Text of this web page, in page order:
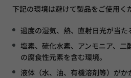
下記の環境は避けて製品をご使用く
過度の湿気、熱、直射日光が当た
塩素、硫化水素、アンモニア、
の腐食性元素を含む環境。
液体（水、油、有機溶剤等）がか